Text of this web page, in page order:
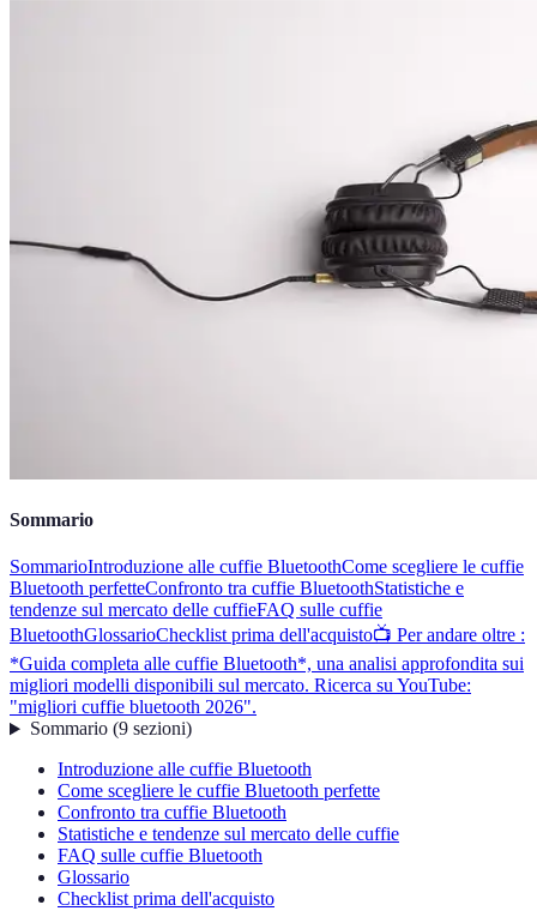
Sommario
SommarioIntroduzione alle cuffie BluetoothCome scegliere le cuffie
Bluetooth perfetteConfronto tra cuffie BluetoothStatistiche e
tendenze sul mercato delle cuffieFAQ sulle cuffie
BluetoothGlossarioChecklist prima dell'acquisto📺 Per andare oltre :
*Guida completa alle cuffie Bluetooth*, una analisi approfondita sui
migliori modelli disponibili sul mercato. Ricerca su YouTube:
"migliori cuffie bluetooth 2026".
Sommario(9 sezioni)
Introduzione alle cuffie Bluetooth
Come scegliere le cuffie Bluetooth perfette
Confronto tra cuffie Bluetooth
Statistiche e tendenze sul mercato delle cuffie
FAQ sulle cuffie Bluetooth
Glossario
Checklist prima dell'acquisto